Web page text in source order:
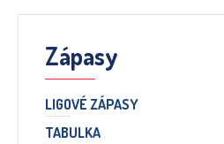
Zápasy
LIGOVÉ ZÁPASY
TABULKA